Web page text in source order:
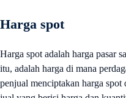
Harga spot
Harga spot adalah harga pasar
itu, adalah harga di mana
penjual menciptakan harga